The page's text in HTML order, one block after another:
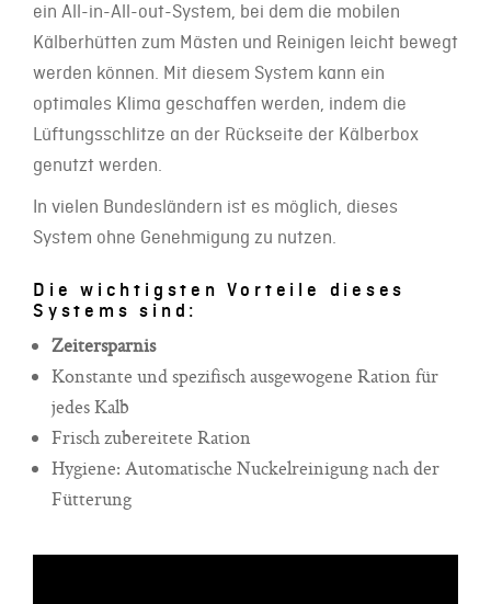
ein All-in-All-out-System, bei dem die mobilen
Kälberhütten zum Mästen und Reinigen leicht bewegt
werden können. Mit diesem System kann ein
optimales Klima geschaffen werden, indem die
Lüftungsschlitze an der Rückseite der Kälberbox
genutzt werden.
In vielen Bundesländern ist es möglich, dieses
System ohne Genehmigung zu nutzen.
Die wichtigsten Vorteile dieses
Systems sind:
Zeitersparnis
Konstante und spezifisch ausgewogene Ration für
jedes Kalb
Frisch zubereitete Ration
Hygiene: Automatische Nuckelreinigung nach der
Fütterung